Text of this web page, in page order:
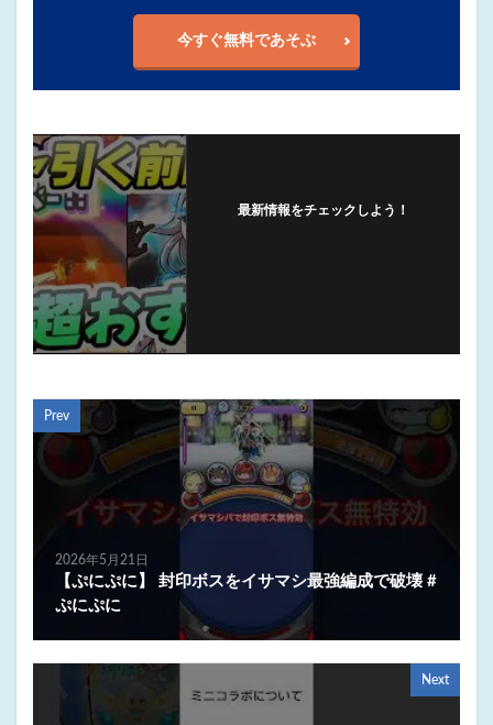
今すぐ無料であそぶ
最新情報をチェックしよう！
Prev
2026年5月21日
【ぷにぷに】 封印ボスをイサマシ最強編成で破壊 #
ぷにぷに
Next